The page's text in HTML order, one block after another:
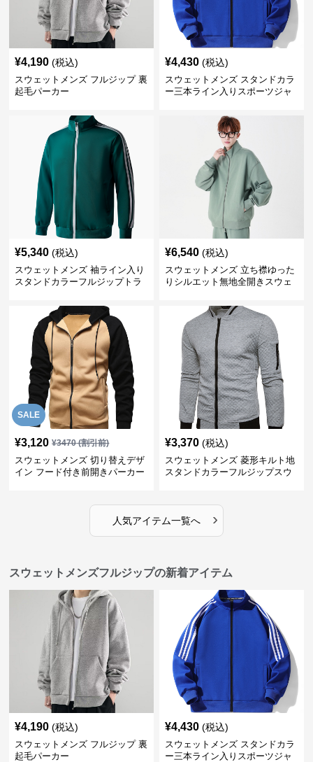
¥4,190 (税込)
スウェットメンズ フルジップ 裏
起毛パーカー
¥4,430 (税込)
スウェットメンズ スタンドカラ
ー三本ライン入りスポーツジャ
¥5,340 (税込)
スウェットメンズ 袖ライン入り
スタンドカラーフルジップトラ
¥6,540 (税込)
スウェットメンズ 立ち襟ゆった
りシルエット無地全開きスウェ
SALE
¥3,120 ¥3470(割引前)
スウェットメンズ 切り替えデザ
イン フード付き前開きパーカー
¥3,370 (税込)
スウェットメンズ 菱形キルト地
スタンドカラーフルジップスウ
人気アイテム一覧へ ›
スウェットメンズフルジップの新着アイテム
¥4,190 (税込)
スウェットメンズ フルジップ 裏
起毛パーカー
¥4,430 (税込)
スウェットメンズ スタンドカラ
ー三本ライン入りスポーツジャ